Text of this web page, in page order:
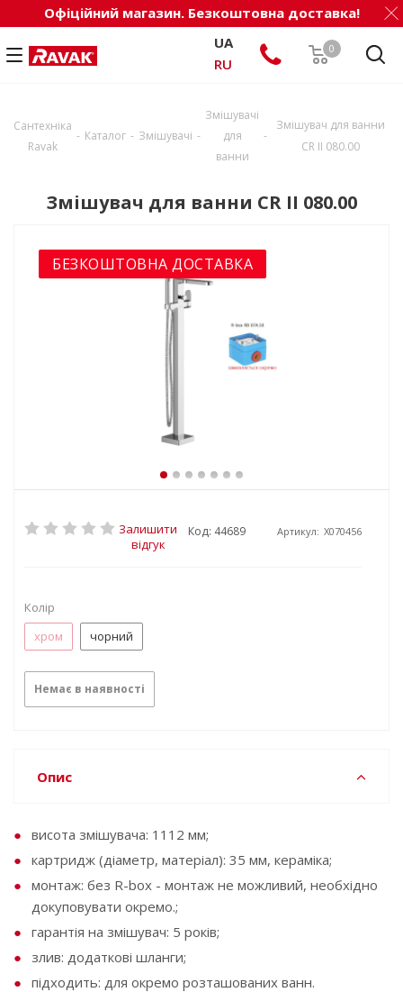
Офіційний магазин. Безкоштовна доставка!
0
UA
RU
Сантехніка
Ravak
- Каталог - Змішувачі -
Змішувачі
для
ванни
-
Змішувач для ванни
CR II 080.00
Змішувач для ванни CR II 080.00
БЕЗКОШТОВНА ДОСТАВКА
Залишити
відгук
Код: 44689 Артикул: X070456
Колір
хром
чорний
Немає в наявності
Опис
висота змішувача: 1112 мм;
картридж (діаметр, матеріал): 35 мм, кераміка;
монтаж: без R-box - монтаж не можливий, необхідно
докуповувати окремо.;
гарантія на змішувач: 5 років;
злив: додаткові шланги;
підходить: для окремо розташованих ванн.